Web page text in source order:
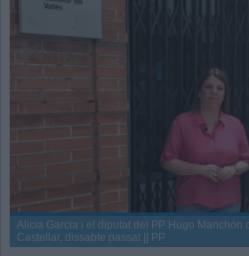
Alicia Garcia i el diputat del PP Hugo Manchón
Castellar, dissabte passat || PP